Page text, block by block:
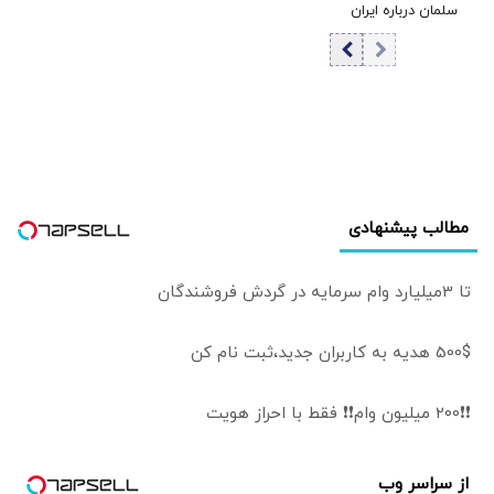
سلمان درباره ایران
گفت‌وگو می‌کند/
جزئیات تماس
مطالب پیشنهادی
تا 3میلیارد وام سرمایه در گردش فروشندگان
500$ هدیه به کاربران جدید،ثبت نام کن
❗❗200 میلیون وام❗❗ فقط با احراز هویت
از سراسر وب